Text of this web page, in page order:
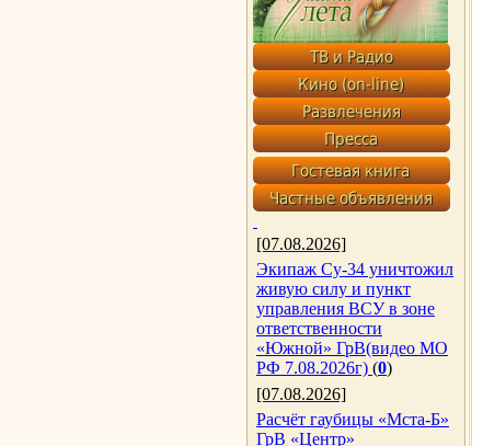
[07.08.2026]
Экипаж Су-34 уничтожил
живую силу и пункт
управления ВСУ в зоне
ответственности
«Южной» ГрВ(видео МО
РФ 7.08.2026г) (0)
[07.08.2026]
Расчёт гаубицы «Мста-Б»
ГрВ «Центр»